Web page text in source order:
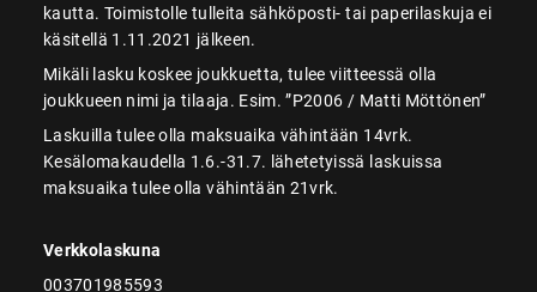
kautta. Toimistolle tulleita sähköposti- tai paperilaskuja ei
käsitellä 1.11.2021 jälkeen.
Mikäli lasku koskee joukkuetta, tulee viitteessä olla
joukkueen nimi ja tilaaja. Esim. ”P2006 / Matti Möttönen”
Laskuilla tulee olla maksuaika vähintään 14vrk.
Kesälomakaudella 1.6.-31.7. lähetetyissä laskuissa
maksuaika tulee olla vähintään 21vrk.
Verkkolaskuna
003701985593